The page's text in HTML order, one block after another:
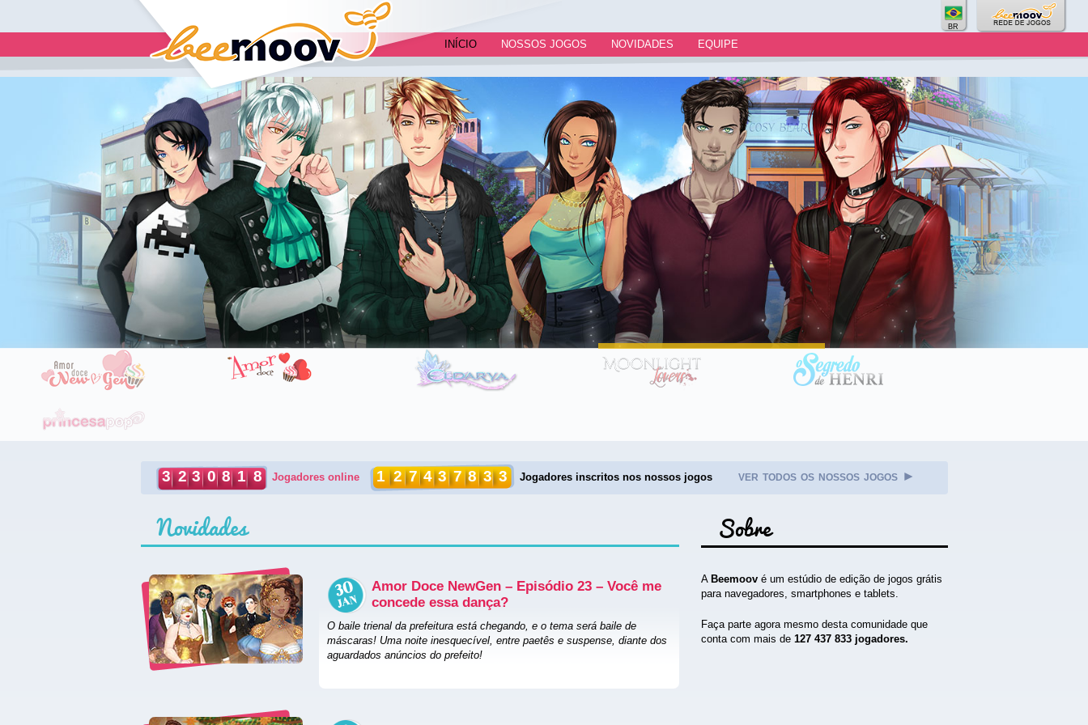
INÍCIO NOSSOS JOGOS NOVIDADES EQUIPE
AMOR DOCE
Amor Doce, o primeiro jogo virtual de
paquera da Beemoov. Crie sua própria
história e viva um romance único e
apaixonante!...
JOGAR
3 2 3 0 8 1 8 Jogadores online 1 2 7 4 3 7 8 3 3 Jogadores inscritos nos nossos jogos ver todos os nossos jogos ►
Sobre
A Beemoové um estúdio de edição de jogos grátis
para navegadores, smartphones e tablets.
Faça parte agora mesmo desta comunidade que
conta com mais de 127 437 833 jogadores.
Novidades
30
jan
Amor Doce NewGen – Episódio 23 – Você me
concede essa dança?
O baile trienal da prefeitura está chegando, e o tema será baile de
máscaras! Uma noite inesquecível, entre paetês e suspense, diante dos
aguardados anúncios do prefeito!
BR